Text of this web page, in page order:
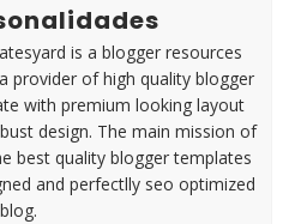
is a blogger resources
provider of high quality blogger
with premium looking layout
design. The main mission of
best quality blogger templates
and perfectlly seo optimized